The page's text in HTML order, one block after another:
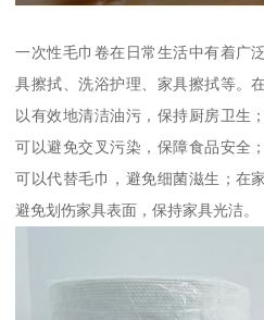
一次性毛巾卷在日常生活中有着广
具擦拭、洗浴护理、家具擦拭等。
以有效地清洁油污，保持厨房卫生
可以避免交叉污染，保障食品安全
可以代替毛巾，避免细菌滋生；在
避免划伤家具表面，保持家具光洁。